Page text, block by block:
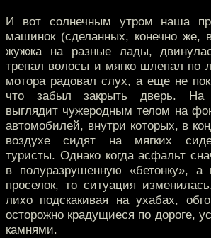
И вот солнечным утром наша
машинок (сделанных, конечно же,
жужжа на разные лады,
трепал волосы и мягко шлепал по
мотора радовал слух, а еще не
что забыл закрыть дверь. На
выглядит чужеродным телом на
автомобилей, внутри которых, в
воздухе сидят на мягких
туристы. Однако когда асфальт
в полуразрушенную «бетонку»,
проселок, то ситуация
лихо подскакивая на ухабах,
осторожно крадущиеся по дороге,
камнями.